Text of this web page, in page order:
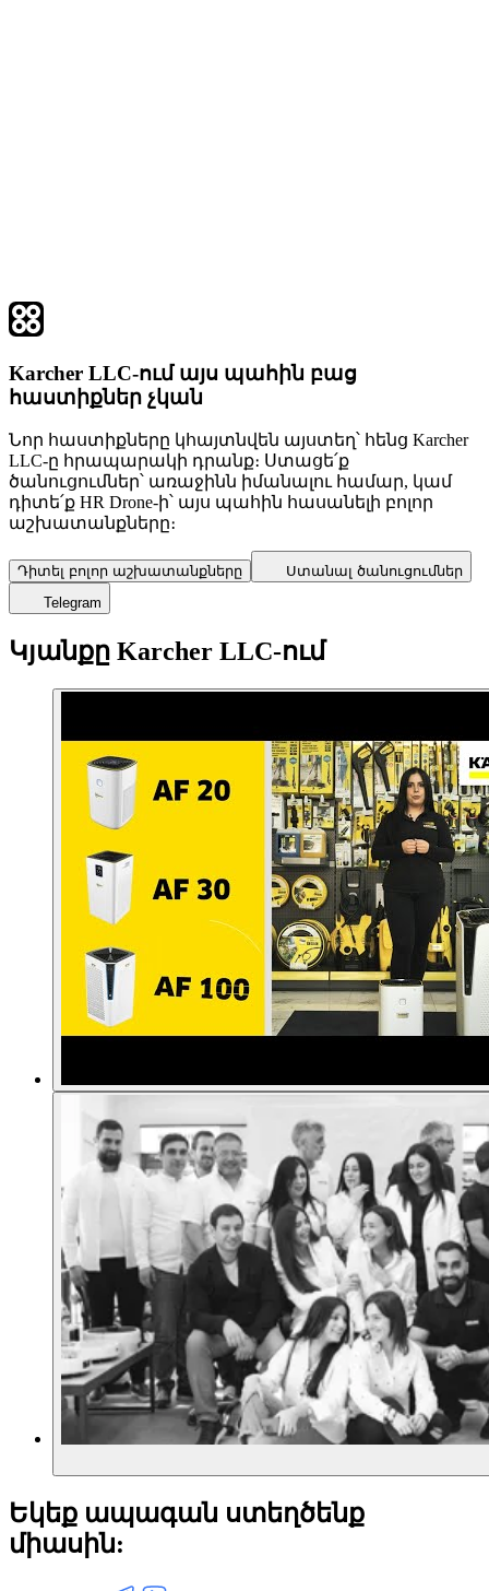
Karcher LLC-ում այս պահին բաց
հաստիքներ չկան
Նոր հաստիքները կհայտնվեն այստեղ՝ հենց Karcher
LLC-ը հրապարակի դրանք։ Ստացե՛ք
ծանուցումներ՝ առաջինն իմանալու համար, կամ
դիտե՛ք HR Drone-ի՝ այս պահին հասանելի բոլոր
աշխատանքները։
Դիտել բոլոր աշխատանքները
Ստանալ ծանուցումներ
Telegram
Կյանքը Karcher LLC-ում
Եկեք ապագան ստեղծենք
միասին: